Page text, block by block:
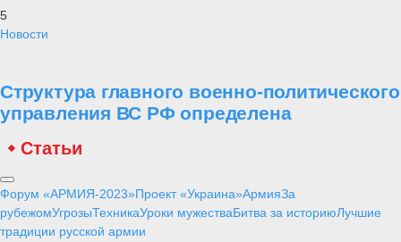
5
Новости
Структура главного военно-политического
управления ВС РФ определена
Статьи
Форум «АРМИЯ-2023»Проект «Украина»АрмияЗа
рубежомУгрозыТехникаУроки мужестваБитва за историюЛучшие
традиции русской армии